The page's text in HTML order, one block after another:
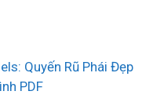
Quyến Rũ Phái Đẹp
PDF